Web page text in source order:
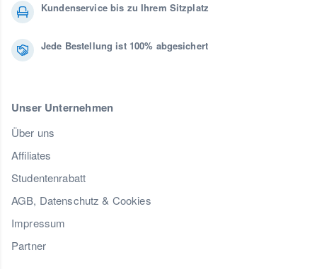
Kundenservice bis zu Ihrem Sitzplatz
Jede Bestellung ist 100% abgesichert
Unser Unternehmen
Über uns
Affiliates
Studentenrabatt
AGB, Datenschutz & Cookies
Impressum
Partner